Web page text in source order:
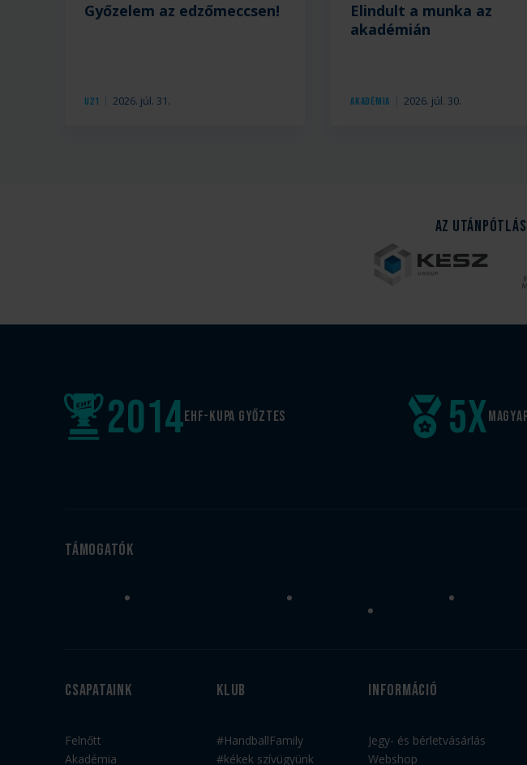
U21 2026. júl. 31.
Győzelem az edzőmeccsen!
Akadémia 2026. júl. 30.
Elindult a munka az
akadémián
Az
EHF-Kupa győztes
2014 5x
Támogatók
Csapataink
Felnőtt
Akadémia
Klub
#HandballFamily
#kékek szívügyünk
Információ
Jegy- és bérletvásárlás
Webshop